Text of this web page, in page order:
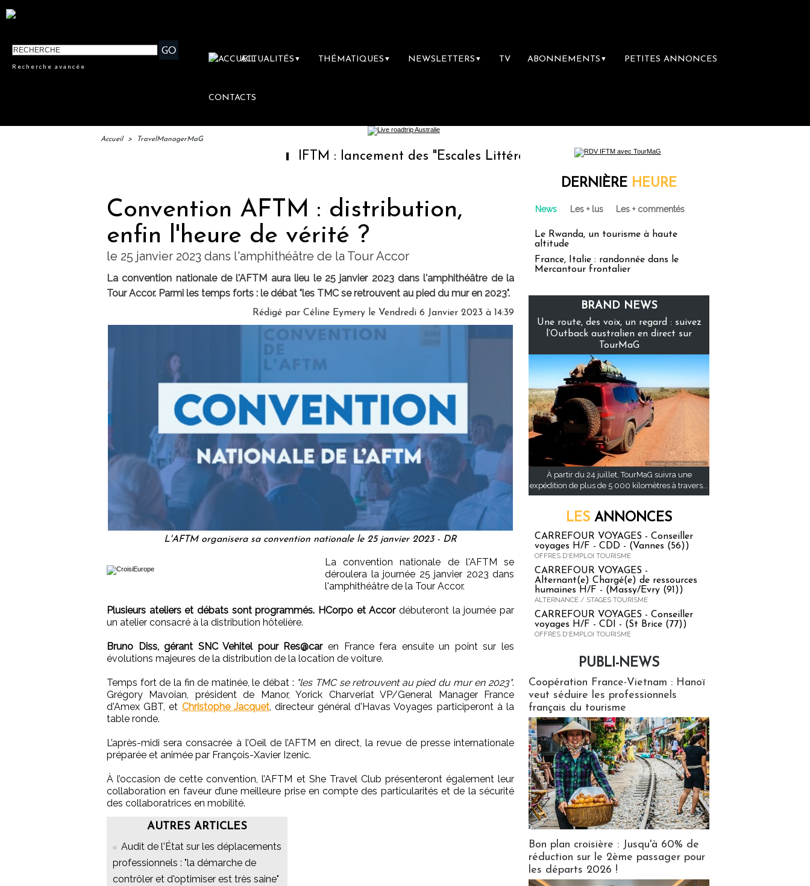
Recherche avancée
ACTUALITÉS ▼ THÉMATIQUES ▼ NEWSLETTERS ▼ TV ABONNEMENTS ▼ PETITES ANNONCES
CONTACTS
Accueil > TravelManagerMaG
IFTM : lancement des "Escales Littéraires", la première librairie du voyage
Convention AFTM : distribution,
enfin l'heure de vérité ?
le 25 janvier 2023 dans l'amphithéâtre de la Tour Accor
La convention nationale de l'AFTM aura lieu le 25 janvier 2023 dans l'amphithéâtre de la
Tour Accor. Parmi les temps forts : le débat "les TMC se retrouvent au pied du mur en 2023".
Rédigé par Céline Eymery le Vendredi 6 Janvier 2023 à 14:39
L'AFTM organisera sa convention nationale le 25 janvier 2023 - DR
La convention nationale de l'AFTM se
déroulera la journée 25 janvier 2023 dans
l'amphithéâtre de la Tour Accor.
Plusieurs ateliers et débats sont programmés. HCorpo et Accordébuteront la journée par
un atelier consacré à la distribution hôtelière.
Bruno Diss, gérant SNC Vehitel pour Res@caren France fera ensuite un point sur les
évolutions majeures de la distribution de la location de voiture.
Temps fort de la fin de matinée, le débat : "les TMC se retrouvent au pied du mur en 2023".
Grégory Mavoian, président de Manor, Yorick Charveriat VP/General Manager France
d'Amex GBT, et Christophe Jacquet, directeur général d'Havas Voyages participeront à la
table ronde.
L’après-midi sera consacrée à l’Oeil de l’AFTM en direct, la revue de presse internationale
préparée et animée par François-Xavier Izenic.
À l’occasion de cette convention, l’AFTM et She Travel Club présenteront également leur
collaboration en faveur d’une meilleure prise en compte des particularités et de la sécurité
des collaboratrices en mobilité.
AUTRES ARTICLES
Audit de l'État sur les déplacements
professionnels : "la démarche de
contrôler et d'optimiser est très saine"
DERNIÈRE HEURE
News Les + lus Les + commentés
Le Rwanda, un tourisme à haute
altitude
France, Italie : randonnée dans le
Mercantour frontalier
BRAND NEWS
Une route, des voix, un regard : suivez
l’Outback australien en direct sur
TourMaG
À partir du 24 juillet, TourMaG suivra une
expédition de plus de 5 000 kilomètres à travers...
LES ANNONCES
CARREFOUR VOYAGES - Conseiller
voyages H/F - CDD - (Vannes (56))
OFFRES D'EMPLOI TOURISME
CARREFOUR VOYAGES -
Alternant(e) Chargé(e) de ressources
humaines H/F - (Massy/Evry (91))
ALTERNANCE / STAGES TOURISME
CARREFOUR VOYAGES - Conseiller
voyages H/F - CDI - (St Brice (77))
OFFRES D'EMPLOI TOURISME
PUBLI-NEWS
Coopération France-Vietnam : Hanoï
veut séduire les professionnels
français du tourisme
Bon plan croisière : Jusqu'à 60% de
réduction sur le 2ème passager pour
les départs 2026 !